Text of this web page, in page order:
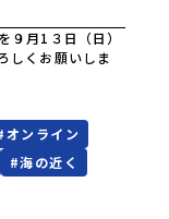
９月1３日（日）
しくお願いしま
オンライン
#海の近く